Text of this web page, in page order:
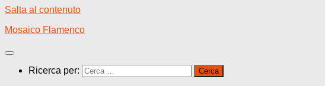
Salta al contenuto
Mosaico Flamenco
Ricerca per: